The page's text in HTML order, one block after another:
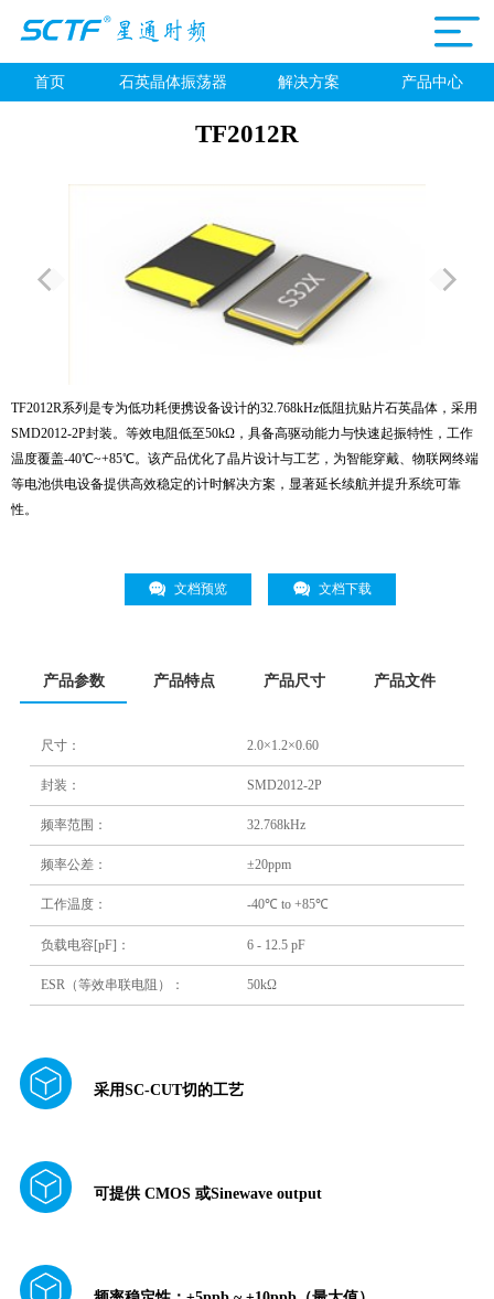
首页 石英晶体振荡器 解决方案 产品中心
TF2012R
TF2012R系列是专为低功耗便携设备设计的32.768kHz低阻抗贴片石英晶体，采用
SMD2012-2P封装。等效电阻低至50kΩ，具备高驱动能力与快速起振特性，工作
温度覆盖-40℃~+85℃。该产品优化了晶片设计与工艺，为智能穿戴、物联网终端
等电池供电设备提供高效稳定的计时解决方案，显著延长续航并提升系统可靠
性。
文档预览 文档下载
产品参数 产品特点 产品尺寸 产品文件
尺寸： 2.0×1.2×0.60
封装： SMD2012-2P
频率范围： 32.768kHz
频率公差： ±20ppm
工作温度： -40℃ to +85℃
负载电容[pF]： 6 - 12.5 pF
ESR（等效串联电阻）： 50kΩ
采用SC-CUT切的工艺
可提供 CMOS 或Sinewave output